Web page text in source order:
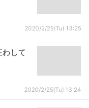
2020/2/25(Tu) 13:25
して
2020/2/25(Tu) 13:24